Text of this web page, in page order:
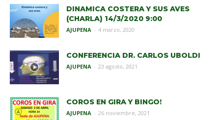
DINAMICA COSTERA Y SUS AVES
(CHARLA) 14/3/2020 9:00
AJUPENA - 4 marzo, 2020
CONFERENCIA DR. CARLOS UBOLDI
AJUPENA - 23 agosto, 2021
COROS EN GIRA Y BINGO!
AJUPENA - 26 noviembre, 2021